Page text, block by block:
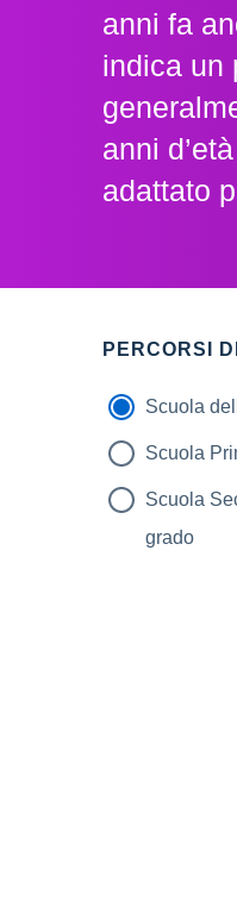
anni fa
indica un
anni
adattato
Filtri
PERCORSI
Scuola
Scuola
Scuola
grado